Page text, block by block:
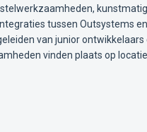
tussen Outsystems
van junior
vinden plaats op